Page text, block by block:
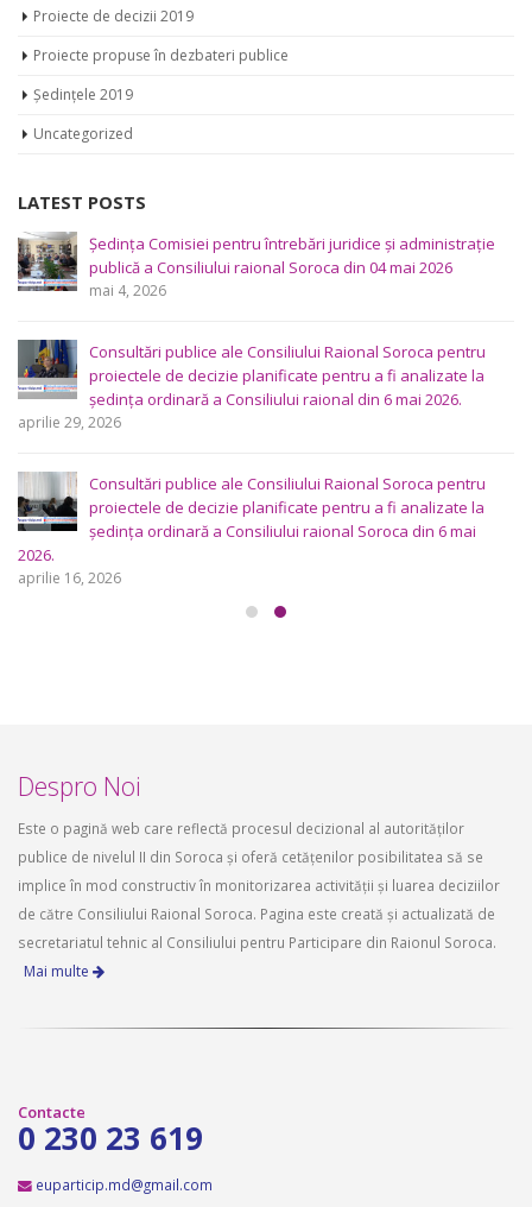
Proiecte de decizii 2019
Proiecte propuse în dezbateri publice
Ședințele 2019
Uncategorized
LATEST POSTS
Ședința Comisiei pentru întrebări juridice şi administraţie
publică a Consiliului raional Soroca din 04 mai 2026
mai 4, 2026
Consultări publice ale Consiliului Raional Soroca pentru
proiectele de decizie planificate pentru a fi analizate la
ședința ordinară a Consiliului raional din 6 mai 2026.
aprilie 29, 2026
Consultări publice ale Consiliului Raional Soroca pentru
proiectele de decizie planificate pentru a fi analizate la
ședința ordinară a Consiliului raional Soroca din 6 mai
2026.
aprilie 16, 2026
Despro Noi
Contacte
0 230 23 619